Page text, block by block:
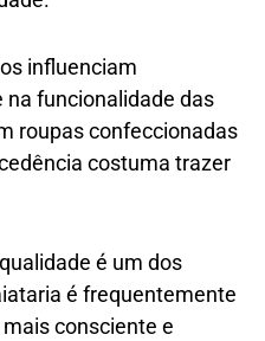
influenciam
funcionalidade das
roupas confeccionadas
costuma trazer
é um dos
é frequentemente
consciente e